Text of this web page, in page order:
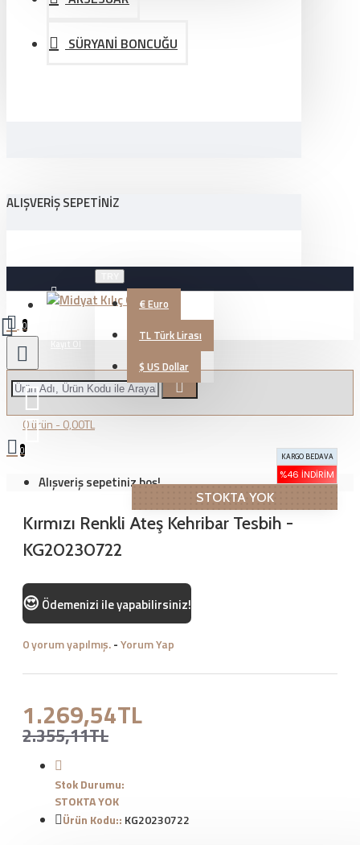
SÜRYANİ BONCUĞU
ALIŞVERIŞ SEPETINIZ
Üye Girişi €Euro
TL Türk Lirası
$ US Dollar
0
0 ürün - 0,00TL
0
Alışveriş sepetiniz boş!
KARGO BEDAVA
%46 İNDIRIM
STOKTA YOK
Kırmızı Renkli Ateş Kehribar Tesbih -
KG20230722
😍 Ödemenizi ile yapabilirsiniz!
0 yorum yapılmış.-Yorum Yap
1.269,54TL
2.355,11TL
Stok Durumu:
STOKTA YOK
Ürün Kodu:: KG20230722